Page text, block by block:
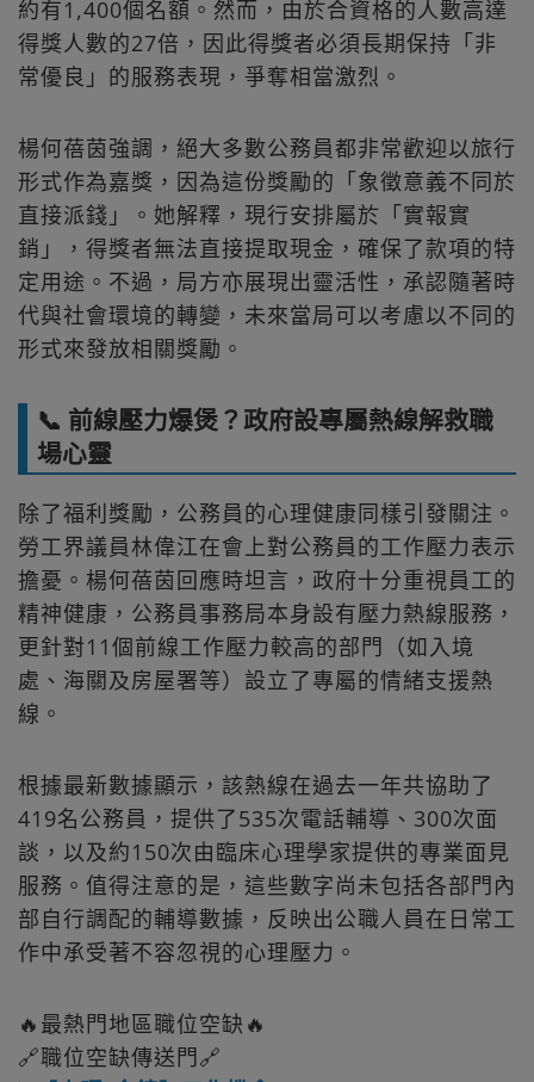
約有1,400個名額。然而，由於合資格的人數高達
得獎人數的27倍，因此得獎者必須長期保持「非
常優良」的服務表現，爭奪相當激烈。
楊何蓓茵強調，絕大多數公務員都非常歡迎以旅行
形式作為嘉獎，因為這份獎勵的「象徵意義不同於
直接派錢」。她解釋，現行安排屬於「實報實
銷」，得獎者無法直接提取現金，確保了款項的特
定用途。不過，局方亦展現出靈活性，承認隨著時
代與社會環境的轉變，未來當局可以考慮以不同的
形式來發放相關獎勵。
📞 前線壓力爆煲？政府設專屬熱線解救職
場心靈
除了福利獎勵，公務員的心理健康同樣引發關注。
勞工界議員林偉江在會上對公務員的工作壓力表示
擔憂。楊何蓓茵回應時坦言，政府十分重視員工的
精神健康，公務員事務局本身設有壓力熱線服務，
更針對11個前線工作壓力較高的部門（如入境
處、海關及房屋署等）設立了專屬的情緒支援熱
線。
根據最新數據顯示，該熱線在過去一年共協助了
419名公務員，提供了535次電話輔導、300次面
談，以及約150次由臨床心理學家提供的專業面見
服務。值得注意的是，這些數字尚未包括各部門內
部自行調配的輔導數據，反映出公職人員在日常工
作中承受著不容忽視的心理壓力。
🔥最熱門地區職位空缺🔥
🔗職位空缺傳送門🔗